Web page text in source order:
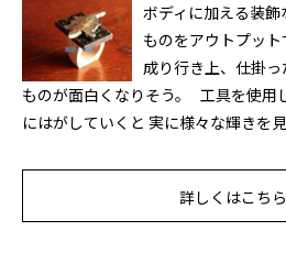
ボディに加える装
ものをアウトプット
成り行き上、仕掛
ものが面白くなりそう。 工具を使用
にはがしていくと 実に様々な輝きを
詳しくはこちら